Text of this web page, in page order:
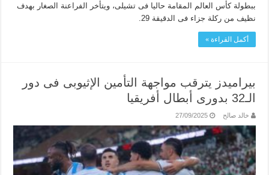
ببطولة كأس العالم المقامة حاليا فى تشيلى، ويتأخر الفراعنة الصغار بهدف
نظيف من ركلة جزاء فى الدقيقة 29.
أكمل القراءة »
بيراميدز يترقب مواجهة التأمين الإثيوبى فى دور
الـ32 بدورى أبطال أفريقيا
خالد صالح 27/09/2025